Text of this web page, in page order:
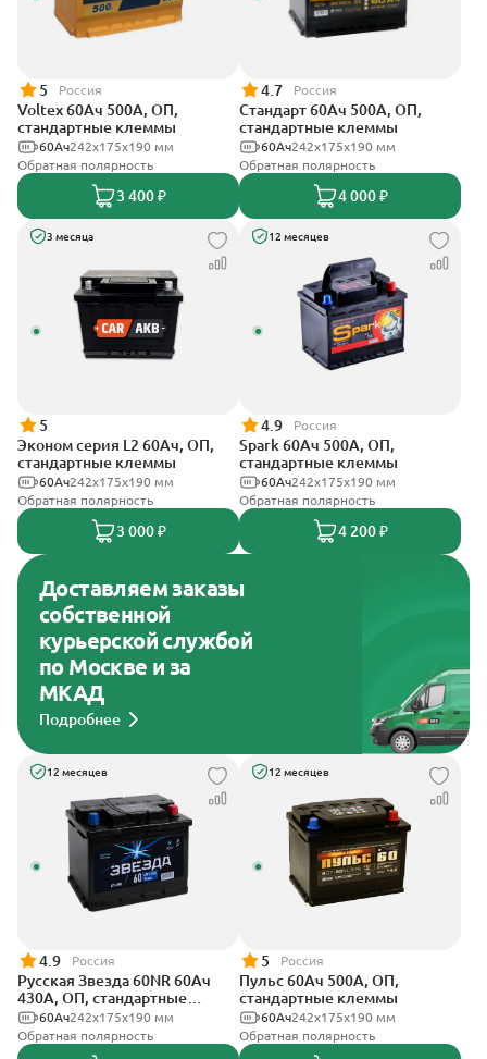
5 Россия
Voltex 60Ач 500А, ОП,
стандартные клеммы
242х175х190 мм
60Ач
Обратная полярность
3 400 ₽
4.7 Россия
Стандарт 60Ач 500А, ОП,
стандартные клеммы
242x175x190 мм
60Ач
Обратная полярность
4 000 ₽
3 месяца
5
Эконом серия L2 60Ач, ОП,
стандартные клеммы
242х175х190 мм
60Ач
Обратная полярность
3 000 ₽
12 месяцев
4.9 Россия
Spark 60Ач 500А, ОП,
стандартные клеммы
242х175х190 мм
60Ач
Обратная полярность
4 200 ₽
Доставляем заказы
собственной
курьерской службой
по Москве и за
МКАД
Подробнее
12 месяцев
4.9 Россия
Русская Звезда 60NR 60Ач
430А, ОП, стандартные
клеммы242x175x190 мм
60Ач
Обратная полярность
12 месяцев
5 Россия
Пульс 60Ач 500А, ОП,
стандартные клеммы
242x175x190 мм
60Ач
Обратная полярность